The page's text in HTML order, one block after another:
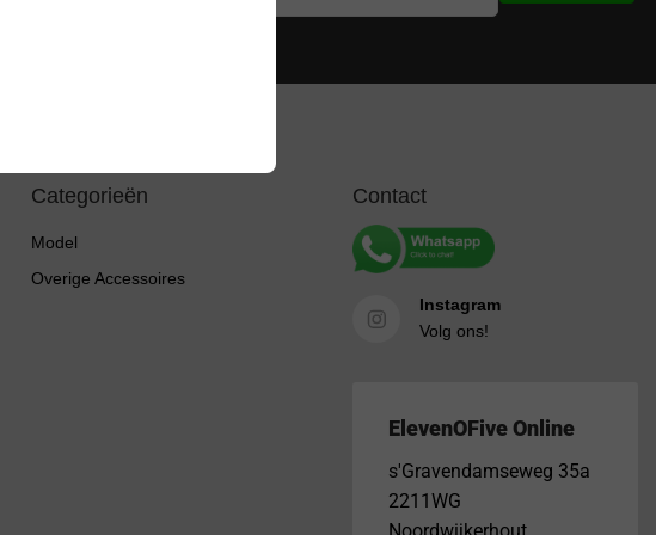
Categorieën
Model
Overige Accessoires
Contact
Instagram
Volg ons!
ElevenOFive Online
s'Gravendamseweg 35a
2211WG
Noordwijkerhout